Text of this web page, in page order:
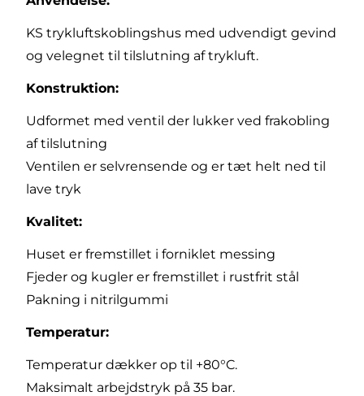
KS trykluftskoblingshus med udvendigt gevind
og velegnet til tilslutning af trykluft.
Konstruktion:
Udformet med ventil der lukker ved frakobling
af tilslutning
Ventilen er selvrensende og er tæt helt ned til
lave tryk
Kvalitet:
Huset er fremstillet i forniklet messing
Fjeder og kugler er fremstillet i rustfrit stål
Pakning i nitrilgummi
Temperatur:
Temperatur dækker op til +80°C.
Maksimalt arbejdstryk på 35 bar.